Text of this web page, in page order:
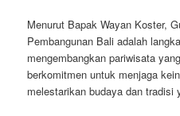
Menurut Bapak Wayan Koster,
Pembangunan Bali adalah
mengembangkan pariwisata
berkomitmen untuk menjaga
melestarikan budaya dan tradisi